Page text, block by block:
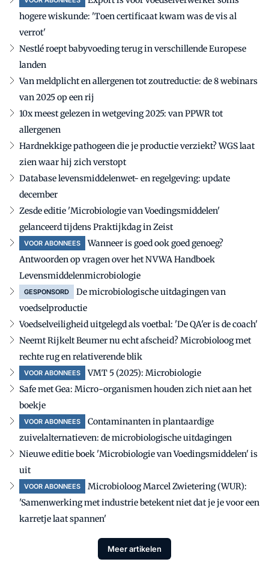
hogere wiskunde: 'Toen certificaat kwam was de vis al
verrot'
Nestlé roept babyvoeding terug in verschillende Europese
landen
Van meldplicht en allergenen tot zoutreductie: de 8 webinars
van 2025 op een rij
10x meest gelezen in wetgeving 2025: van PPWR tot
allergenen
Hardnekkige pathogeen die je productie verziekt? WGS laat
zien waar hij zich verstopt
Database levensmiddelenwet- en regelgeving: update
december
Zesde editie 'Microbiologie van Voedingsmiddelen'
gelanceerd tijdens Praktijkdag in Zeist
VOOR ABONNEES
Wanneer is goed ook goed genoeg?
Antwoorden op vragen over het NVWA Handboek
Levensmiddelenmicrobiologie
GESPONSORD
De microbiologische uitdagingen van
voedselproductie
Voedselveiligheid uitgelegd als voetbal: 'De QA'er is de coach'
Neemt Rijkelt Beumer nu echt afscheid? Microbioloog met
rechte rug en relativerende blik
VOOR ABONNEES
VMT 5 (2025): Microbiologie
Safe met Gea: Micro-organismen houden zich niet aan het
boekje
VOOR ABONNEES
Contaminanten in plantaardige
zuivelalternatieven: de microbiologische uitdagingen
Nieuwe editie boek 'Microbiologie van Voedingsmiddelen' is
uit
VOOR ABONNEES
Microbioloog Marcel Zwietering (WUR):
'Samenwerking met industrie betekent niet dat je je voor een
karretje laat spannen'
Meer artikelen